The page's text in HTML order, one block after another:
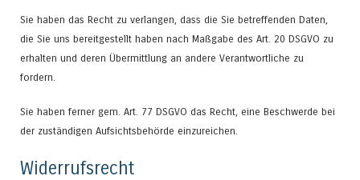
Sie haben das Recht zu verlangen, dass die Sie betreffenden Daten,
die Sie uns bereitgestellt haben nach Maßgabe des Art. 20 DSGVO zu
erhalten und deren Übermittlung an andere Verantwortliche zu
fordern.
Sie haben ferner gem. Art. 77 DSGVO das Recht, eine Beschwerde bei
der zuständigen Aufsichtsbehörde einzureichen.
Widerrufsrecht